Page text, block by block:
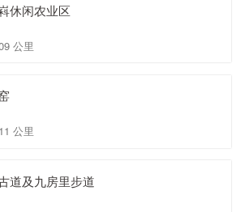
休闲农业区
公里
公里
道及九房里步道